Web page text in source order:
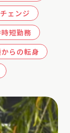
ェンジ
短勤務
らの転身